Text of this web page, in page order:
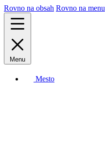
Rovno na obsah Rovno na menu
Menu
Mesto